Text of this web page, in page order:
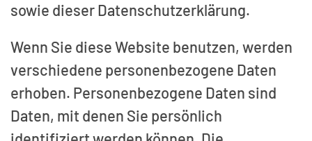
sowie dieser Datenschutzerklärung.
Wenn Sie diese Website benutzen, werden
verschiedene personenbezogene Daten
erhoben. Personenbezogene Daten sind
Daten, mit denen Sie persönlich